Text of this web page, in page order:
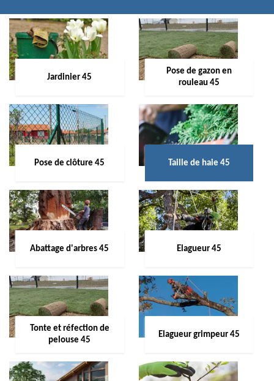
Jardinier 45
Pose de gazon en
rouleau 45
Pose de clôture 45 Taille de haie 45
Abattage d'arbres 45 Elagueur 45
Tonte et réfection de
pelouse 45
Elagueur grimpeur 45